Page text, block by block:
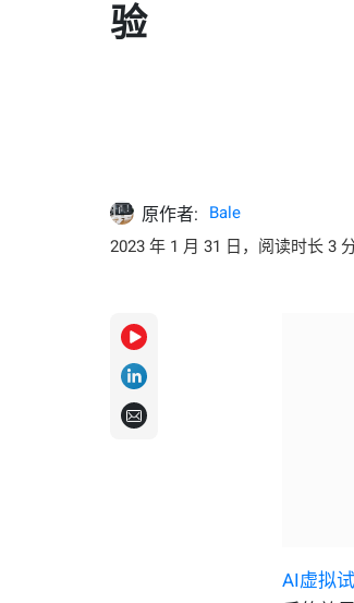
验
原作者:
Bale
2023 年 1 月 31 日，阅读时长 3
AI虚拟